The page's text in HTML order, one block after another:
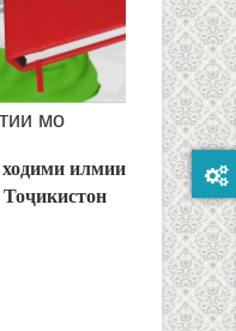
мо
илмии
Тоҷикистон